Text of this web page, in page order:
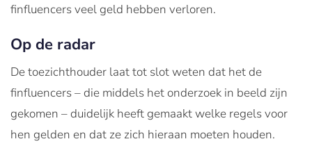
finfluencers veel geld hebben verloren.
Op de radar
De toezichthouder laat tot slot weten dat het de
finfluencers – die middels het onderzoek in beeld zijn
gekomen – duidelijk heeft gemaakt welke regels voor
hen gelden en dat ze zich hieraan moeten houden.